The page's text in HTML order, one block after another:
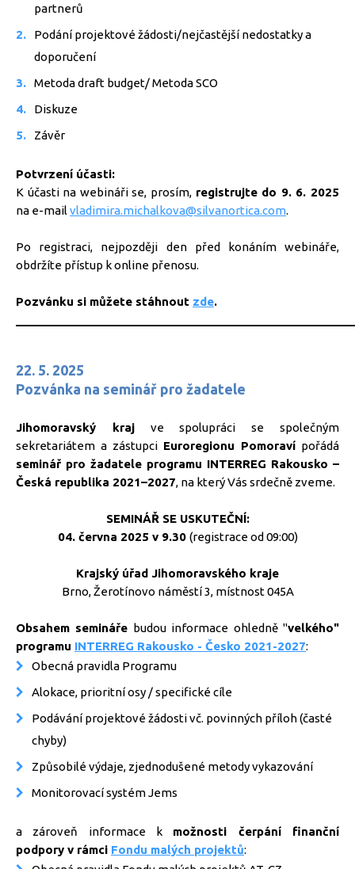
partnerů
Podání projektové žádosti/nejčastější nedostatky a
doporučení
Metoda draft budget/ Metoda SCO
Diskuze
Závěr
Potvrzení účasti:
K účasti na webináři se, prosím, registrujte do 9. 6. 2025
na e-mail vladimira.michalkova@silvanortica.com.
Po registraci, nejpozději den před konáním webináře,
obdržíte přístup k online přenosu.
Pozvánku si můžete stáhnout zde.
22. 5. 2025
Pozvánka na seminář pro žadatele
Jihomoravský krajve spolupráci se společným
sekretariátem a zástupci Euroregionu Pomoraví pořádá
seminář pro žadatele programu INTERREG Rakousko –
Česká republika 2021–2027, na který Vás srdečně zveme.
SEMINÁŘ SE USKUTEČNÍ:
04. června 2025 v 9.30 (registrace od 09:00)
Krajský úřad Jihomoravského kraje
Brno, Žerotínovo náměstí 3, místnost 045A
Obsahem semináře budou informace ohledně "velkého"
programu INTERREG Rakousko - Česko 2021-2027:
Obecná pravidla Programu
Alokace, prioritní osy / specifické cíle
Podávání projektové žádosti vč. povinných příloh (časté
chyby)
Způsobilé výdaje, zjednodušené metody vykazování
Monitorovací systém Jems
a zároveň informace k možnosti čerpání finanční
podpory v rámci Fondu malých projektů: